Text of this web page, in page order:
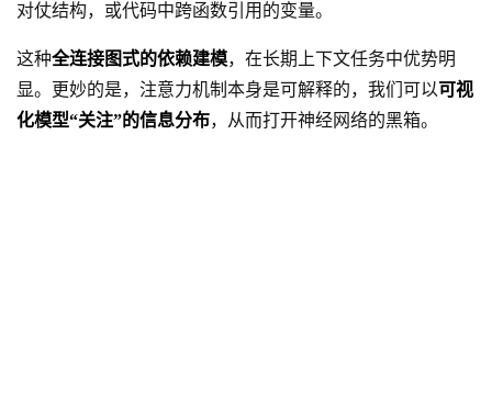
对仗结构，或代码中跨函数引用的变量。
这种全连接图式的依赖建模，在长期上下文任务中优势明
显。更妙的是，注意力机制本身是可解释的，我们可以可视
化模型“关注”的信息分布，从而打开神经网络的黑箱。